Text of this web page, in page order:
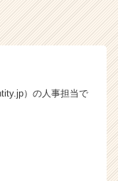
）の人事担当で